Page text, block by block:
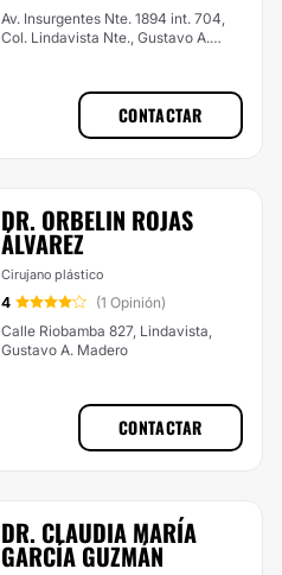
Av. Insurgentes Nte. 1894 int. 704,
Col. Lindavista Nte., Gustavo A.
CONTACTAR
DR. ORBELIN ROJAS
ÁLVAREZ
Cirujano plástico
4
(1 Opinión)
Calle Riobamba 827, Lindavista,
Gustavo A. Madero
CONTACTAR
DR. CLAUDIA MARÍA
GARCÍA GUZMÁN